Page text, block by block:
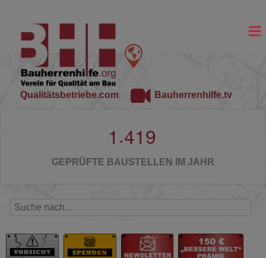
Qualitätsbetriebe.com Bauherrenhilfe.tv
1 .419
GEPRÜFTE BAUSTELLEN IM JAHR